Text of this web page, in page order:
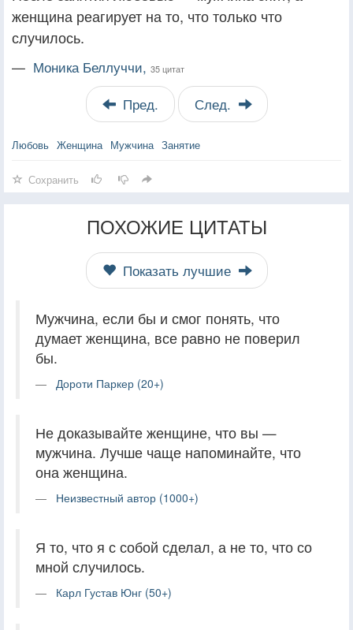
женщина реагирует на то, что только что
случилось.
— Моника Беллуччи, 35 цитат
Пред. След.
Любовь Женщина Мужчина Занятие
Сохранить
ПОХОЖИЕ ЦИТАТЫ
Показать лучшие
Мужчина, если бы и смог понять, что
думает женщина, все равно не поверил
бы.
Дороти Паркер (20+)
Не доказывайте женщине, что вы —
мужчина. Лучше чаще напоминайте, что
она женщина.
Неизвестный автор (1000+)
Я то, что я с собой сделал, а не то, что со
мной случилось.
Карл Густав Юнг (50+)